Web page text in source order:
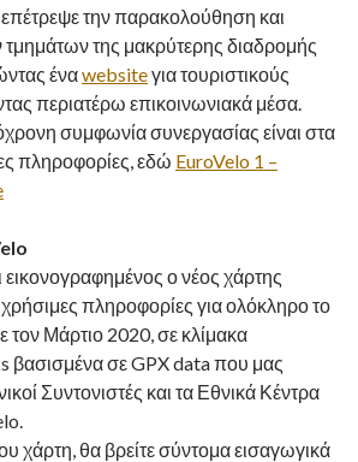
την παρακολούθηση και
της μακρύτερης διαδρομής
έναwebsiteγια τουριστικούς
περιατέρω επικοινωνιακά μέσα.
συμφωνία συνεργασίας είναι στα
πληροφορίες, εδώ EuroVelo 1 –
ο νέος χάρτης
πληροφορίες για ολόκληρο το
τον Μάρτιο 2020, σε κλίμακα
βασισμένα σε GPX data που μας
Συντονιστές και τα Εθνικά Κέντρα
χάρτη, θα βρείτε σύντομα εισαγωγικά